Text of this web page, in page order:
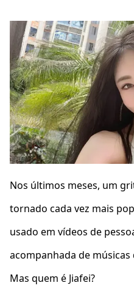
Nos últimos meses, um
tornado cada vez mais
usado em vídeos de
acompanhada de músicas
Mas quem é Jiafei?